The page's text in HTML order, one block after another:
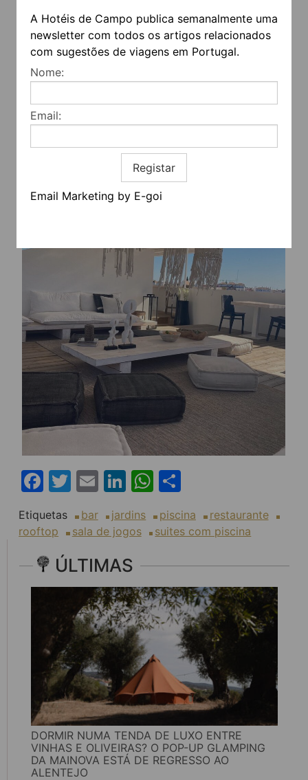
A Hotéis de Campo publica semanalmente uma
newsletter com todos os artigos relacionados
com sugestões de viagens em Portugal.
Nome:
Email:
Registar
Email Marketing by E-goi
Facebook
Twitter
EmailLinkedIn
WhatsApp
Etiquetas bar jardins piscina
restaurante
rooftop
sala de jogos suites com piscina
ÚLTIMAS
DORMIR NUMA TENDA DE LUXO ENTRE
VINHAS E OLIVEIRAS? O POP-UP GLAMPING
DA MAINOVA ESTÁ DE REGRESSO AO
ALENTEJO